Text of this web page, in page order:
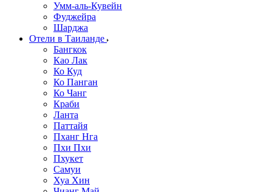
Умм-аль-Кувейн
Фуджейра
Шарджа
Отели в Таиланде
Бангкок
Као Лак
Ко Куд
Ко Панган
Ко Чанг
Краби
Ланта
Паттайя
Пханг Нга
Пхи Пхи
Пхукет
Самуи
Хуа Хин